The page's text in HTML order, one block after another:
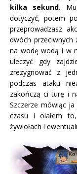
kilka sekund.
dotyczyć, potem
przeprowadzasz
dwóch przeciwnych
na wodę wodą i w
uleczyć gdy
zrezygnować z
podczas ataku
zakończą ci turę i
Szczerze mówiąc
czasu i olałem
żywiołach i